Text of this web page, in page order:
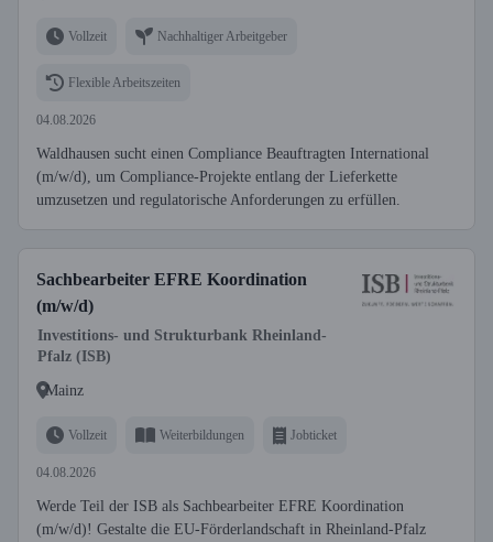
Vollzeit Nachhaltiger Arbeitgeber
Flexible Arbeitszeiten
04.08.2026
Waldhausen sucht einen Compliance Beauftragten International
(m/w/d), um Compliance-Projekte entlang der Lieferkette
umzusetzen und regulatorische Anforderungen zu erfüllen.
Sachbearbeiter EFRE Koordination
(m/w/d)
Investitions- und Strukturbank Rheinland-
Pfalz (ISB)
Mainz
Vollzeit Weiterbildungen Jobticket
04.08.2026
Werde Teil der ISB als Sachbearbeiter EFRE Koordination
(m/w/d)! Gestalte die EU-Förderlandschaft in Rheinland-Pfalz